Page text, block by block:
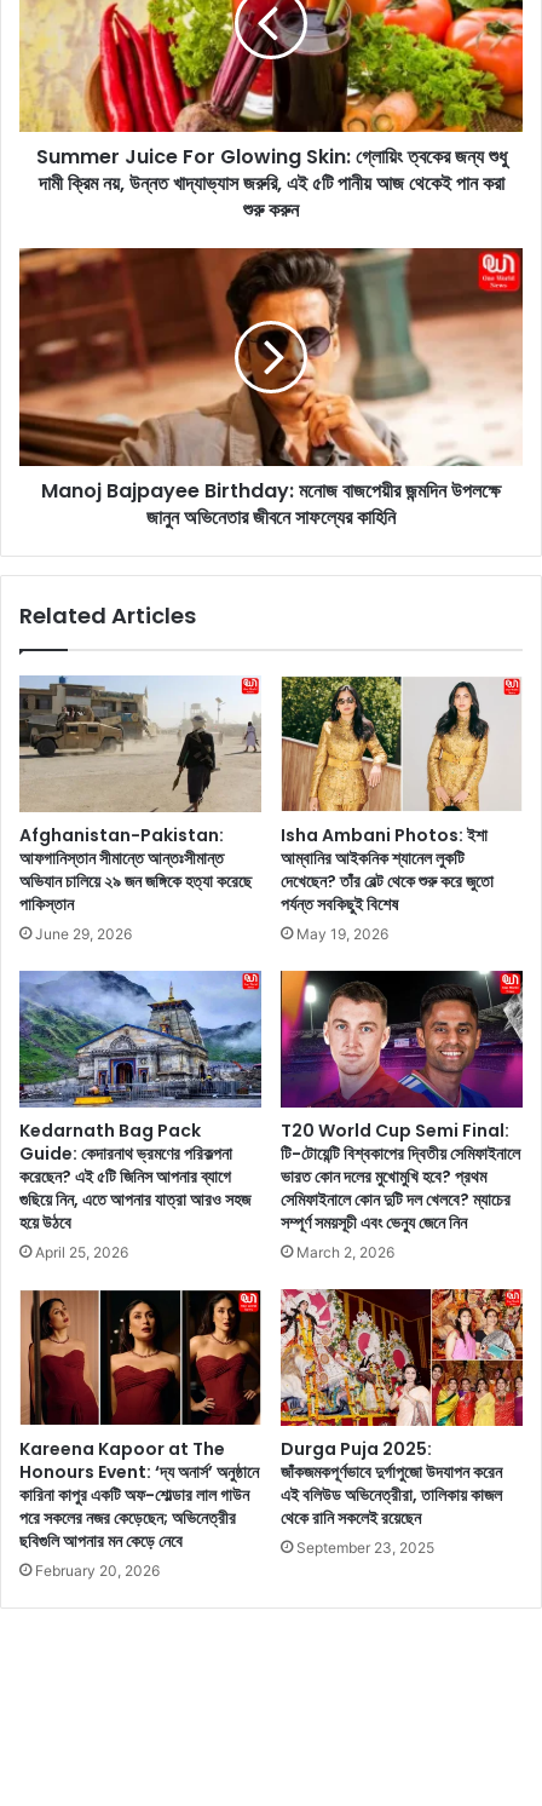
e
J
u
i
r
G
o
w
n
g
S
:
য়িং
র
জ
ন্য
শু
দা
মী
ক্রি
য়
,
উ
ন্ন
ত
খা
দ্যা
ভ্যা
স
জ
রু
রি
,
পা
য়
আ
জ
থে
কে
ই
পা
ন
Summer Juice For Glowing Skin: গ্লোয়িং ত্বকের জন্য শুধু
দামী ক্রিম নয়, উন্নত খাদ্যাভ্যাস জরুরি, এই ৫টি পানীয় আজ থেকেই পান করা
শুরু করুন
M
a
j
B
a
j
p
h
d
a
y
নো
জ
বা
জ
য়ী
র
জ
ন্ম
দি
ন
উ
প
ল
ক্ষে
জা
নু
নে
তা
জী
ব
নে
সা
ফ
র
কা
Manoj Bajpayee Birthday: মনোজ বাজপেয়ীর জন্মদিন উপলক্ষে
জানুন অভিনেতার জীবনে সাফল্যের কাহিনি
Related Articles
Afghanistan-Pakistan:
আফগানিস্তান সীমান্তে আন্তঃসীমান্ত
অভিযান চালিয়ে ২৯ জন জঙ্গিকে হত্যা করেছে
পাকিস্তান
June 29, 2026
Isha Ambani Photos: ইশা
আম্বানির আইকনিক শ্যানেল লুকটি
দেখেছেন? তাঁর বেল্ট থেকে শুরু করে জুতো
পর্যন্ত সবকিছুই বিশেষ
May 19, 2026
Kedarnath Bag Pack
Guide: কেদারনাথ ভ্রমণের পরিকল্পনা
করেছেন? এই ৫টি জিনিস আপনার ব্যাগে
গুছিয়ে নিন, এতে আপনার যাত্রা আরও সহজ
হয়ে উঠবে
April 25, 2026
T20 World Cup Semi Final:
টি-টোয়েন্টি বিশ্বকাপের দ্বিতীয় সেমিফাইনালে
ভারত কোন দলের মুখোমুখি হবে? প্রথম
সেমিফাইনালে কোন দুটি দল খেলবে? ম্যাচের
সম্পূর্ণ সময়সূচী এবং ভেন্যু জেনে নিন
March 2, 2026
Kareena Kapoor at The
Honours Event: ‘দ্য অনার্স’ অনুষ্ঠানে
কারিনা কাপুর একটি অফ-শোল্ডার লাল গাউন
পরে সকলের নজর কেড়েছেন; অভিনেত্রীর
ছবিগুলি আপনার মন কেড়ে নেবে
February 20, 2026
Durga Puja 2025:
জাঁকজমকপূর্ণভাবে দুর্গাপুজো উদযাপন করেন
এই বলিউড অভিনেত্রীরা, তালিকায় কাজল
থেকে রানি সকলেই রয়েছেন
September 23, 2025